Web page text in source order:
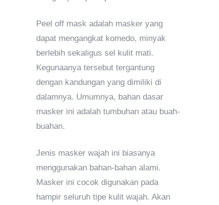
Peel off mask adalah masker yang
dapat mengangkat komedo, minyak
berlebih sekaligus sel kulit mati.
Kegunaanya tersebut tergantung
dengan kandungan yang dimiliki di
dalamnya. Umumnya, bahan dasar
masker ini adalah tumbuhan atau buah-
buahan.
Jenis masker wajah ini biasanya
menggunakan bahan-bahan alami.
Masker ini cocok digunakan pada
hampir seluruh tipe kulit wajah. Akan